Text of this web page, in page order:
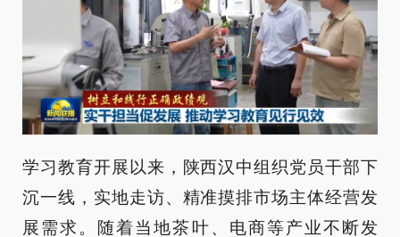
学习教育开展以来，陕西汉中组织党员干部下
沉一线，实地走访、精准摸排市场主体经营发
展需求。随着当地茶叶、电商等产业不断发